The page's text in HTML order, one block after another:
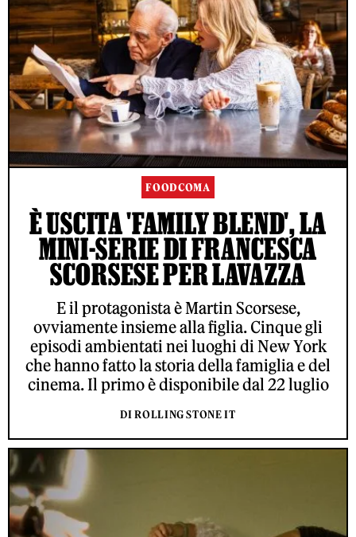
FOODCOMA
È USCITA 'FAMILY BLEND', LA
MINI-SERIE DI FRANCESCA
SCORSESE PER LAVAZZA
E il protagonista è Martin Scorsese,
ovviamente insieme alla figlia. Cinque gli
episodi ambientati nei luoghi di New York
che hanno fatto la storia della famiglia e del
cinema. Il primo è disponibile dal 22 luglio
DI ROLLING STONE IT